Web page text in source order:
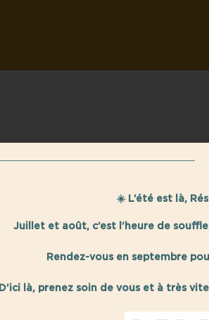
☀️ L’été est là,
Juillet et août, c’est l’heure de
Rendez-vous en septembre
D’ici là, prenez soin de vous et à très